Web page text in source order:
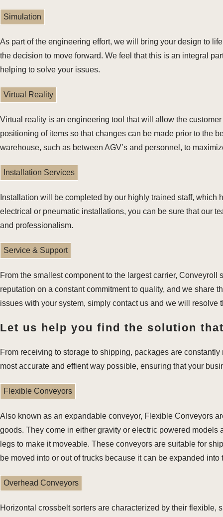
Simulation
As part of the engineering effort, we will bring your design to
the decision to move forward. We feel that this is an integral
helping to solve your issues.
Virtual Reality
Virtual reality is an engineering tool that will allow the
positioning of items so that changes can be made prior to the
warehouse, such as between AGV’s and personnel, to
Installation Services
Installation will be completed by our highly trained staff,
electrical or pneumatic installations, you can be sure that our
and professionalism.
Service & Support
From the smallest component to the largest carrier,
reputation on a constant commitment to quality, and we share
issues with your system, simply contact us and we will
Let us help you find the solution
From receiving to storage to shipping, packages are
most accurate and effient way possible, ensuring that your
Flexible Conveyors
Also known as an expandable conveyor, Flexible Conveyors
goods. They come in either gravity or electric powered
legs to make it moveable. These conveyors are suitable for
be moved into or out of trucks because it can be expanded into
Overhead Conveyors
Horizontal crossbelt sorters are characterized by their